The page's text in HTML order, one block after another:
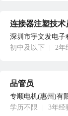
连接器注塑技术
深圳市宇文发电子
初中及以下
2年
品管员
专顺电机(惠州)有
学历不限
3年经